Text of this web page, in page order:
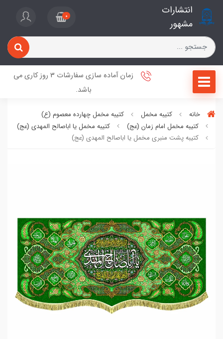
انتشارات
مشهور
0
زمان آماده سازی سفارشات 3 روز کاری می
باشد.
خانه کتیبه مخمل
کتیبه مخمل چهارده معصوم (ع)
کتیبه مخمل امام زمان (عج)
کتیبه مخمل یا اباصالح المهدی (عج)
کتیبه پشت منبری مخمل یا اباصالح المهدی (عج)